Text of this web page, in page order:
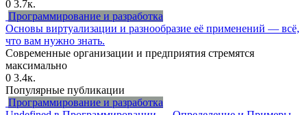
0 3.7к.
Программирование и разработка
Основы виртуализации и разнообразие её применений — всё,
что вам нужно знать.
Современные организации и предприятия стремятся
максимально
0 3.4к.
Популярные публикации
Программирование и разработка